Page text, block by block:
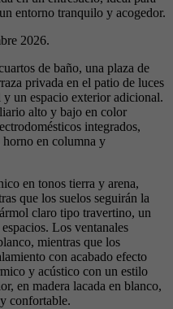
entorno tranquilo y acogedor.
2026.
de baño, una plaza de
privada en el patio de luces
y un espacio exterior adicional.
alto y bajo en color
integrados,
en columna y
en tonos tierra y arena,
que los suelos seguirán la
claro tipo travertino, un
Los ventanales
mientras que los
con acabado efecto
y acústico con un estilo
en madera lacada en blanco,
confortable.